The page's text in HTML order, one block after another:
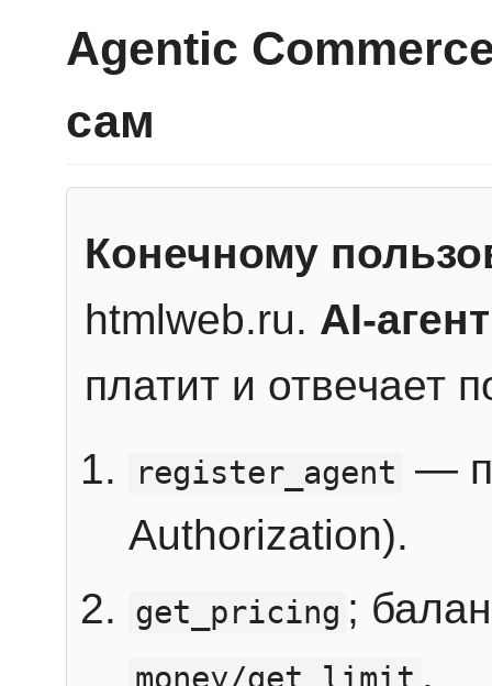
Agentic
сам
Конечному
htmlweb.ru. AI-агент
платит и отвечает
register_agent —
Authorization).
get_pricing ;
.